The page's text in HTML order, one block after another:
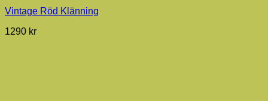
Vintage Röd Klänning
1290 kr